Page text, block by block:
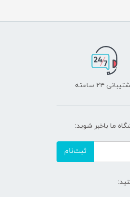
۲۴ ساعته
ما باخبر شوید:
ثبت‌نام